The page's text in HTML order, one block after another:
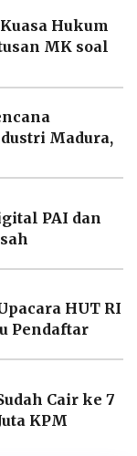
Hukum
MK soal
Madura,
PAI dan
HUT RI
Pendaftar
Cair ke 7
KPM